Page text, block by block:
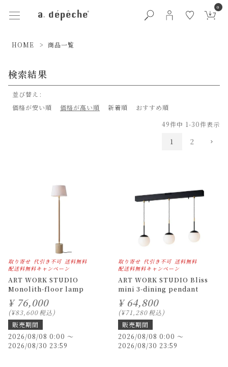
0
HOME 商品一覧
検索結果
並び替え
価格が安い順
価格が高い順 新着順
おすすめ順
49件中 1-30件表示
1 2
取り寄せ 代引き不可 送料無料
配送料無料キャンペーン
ART WORK STUDIO
Monolith-floor lamp
¥ 76,000
¥83,600税込
販売期間
2026/08/08 0:00 〜
2026/08/30 23:59
取り寄せ 代引き不可 送料無料
配送料無料キャンペーン
ART WORK STUDIO Bliss
mini 3-dining pendant
¥ 64,800
¥71,280税込
販売期間
2026/08/08 0:00 〜
2026/08/30 23:59